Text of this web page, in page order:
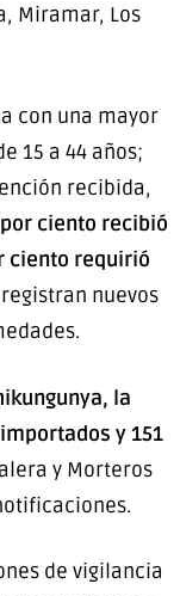
Miramar, Los
con una mayor
15 a 44 años;
recibida,
ciento recibió
ciento requirió
nuevos
la
y 151
y Morteros
de vigilancia